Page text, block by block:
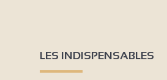
LES INDISPENSABLES